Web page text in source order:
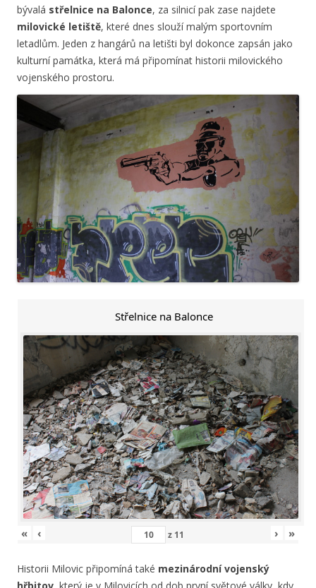
bývalá střelnice na Balonce, za silnicí pak zase najdete
milovické letiště, které dnes slouží malým sportovním
letadlům. Jeden z hangárů na letišti byl dokonce zapsán jako
kulturní památka, která má připomínat historii milovického
vojenského prostoru.
Střelnice na Balonce
« ‹ z 11 › »
Historii Milovic připomíná také mezinárodní vojenský